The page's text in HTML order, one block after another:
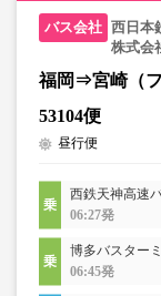
西日本
株式会
福岡⇒宮崎（フ
53104便
昼行便
西鉄天神高速
06:27発
博多バスター
06:45発